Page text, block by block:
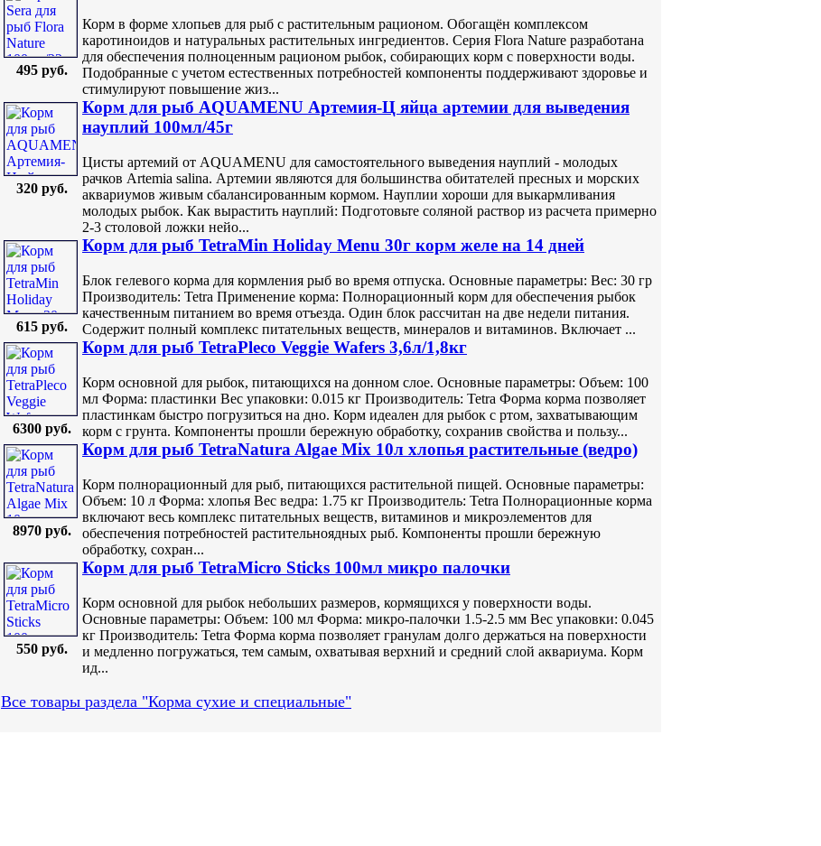
495 руб.
Корм в форме хлопьев для рыб с растительным рационом. Обогащён комплексом
каротиноидов и натуральных растительных ингредиентов. Серия Flora Nature разработана
для обеспечения полноценным рационом рыбок, собирающих корм с поверхности воды.
Подобранные с учетом естественных потребностей компоненты поддерживают здоровье и
стимулируют повышение жиз...
320 руб.
Корм для рыб AQUAMENU Артемия-Ц яйца артемии для выведения
науплий 100мл/45г
Цисты артемий от AQUAMENU для самостоятельного выведения науплий - молодых
рачков Artemia salina. Артемии являются для большинства обитателей пресных и морских
аквариумов живым сбалансированным кормом. Науплии хороши для выкармливания
молодых рыбок. Как вырастить науплий: Подготовьте соляной раствор из расчета примерно
2-3 столовой ложки нейо...
615 руб.
Корм для рыб TetraMin Holiday Menu 30г корм желе на 14 дней
Блок гелевого корма для кормления рыб во время отпуска. Основные параметры: Вес: 30 гр
Производитель: Tetra Применение корма: Полнорационный корм для обеспечения рыбок
качественным питанием во время отъезда. Один блок рассчитан на две недели питания.
Содержит полный комплекс питательных веществ, минералов и витаминов. Включает ...
6300 руб.
Корм для рыб TetraPleco Veggie Wafers 3,6л/1,8кг
Корм основной для рыбок, питающихся на донном слое. Основные параметры: Объем: 100
мл Форма: пластинки Вес упаковки: 0.015 кг Производитель: Tetra Форма корма позволяет
пластинкам быстро погрузиться на дно. Корм идеален для рыбок с ртом, захватывающим
корм с грунта. Компоненты прошли бережную обработку, сохранив свойства и пользу...
8970 руб.
Корм для рыб TetraNatura Algae Mix 10л хлопья растительные (ведро)
Корм полнорационный для рыб, питающихся растительной пищей. Основные параметры:
Объем: 10 л Форма: хлопья Вес ведра: 1.75 кг Производитель: Tetra Полнорационные корма
включают весь комплекс питательных веществ, витаминов и микроэлементов для
обеспечения потребностей растительноядных рыб. Компоненты прошли бережную
обработку, сохран...
550 руб.
Корм для рыб TetraMicro Sticks 100мл микро палочки
Корм основной для рыбок небольших размеров, кормящихся у поверхности воды.
Основные параметры: Объем: 100 мл Форма: микро-палочки 1.5-2.5 мм Вес упаковки: 0.045
кг Производитель: Tetra Форма корма позволяет гранулам долго держаться на поверхности
и медленно погружаться, тем самым, охватывая верхний и средний слой аквариума. Корм
ид...
Все товары раздела "Корма сухие и специальные"